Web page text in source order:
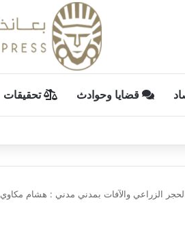
قضايا وحوادث تحقيقات
الحجر الزراعي والآفات بمدني مدني : هشام مكاوي